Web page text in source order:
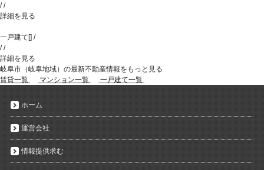
//
詳細を見る
一戸建て[] /
//
詳細を見る
岐阜市（岐阜地域）の最新不動産情報をもっと見る
賃貸一覧
マンション一覧 一戸建て一覧
ホーム
運営会社
情報提供求む